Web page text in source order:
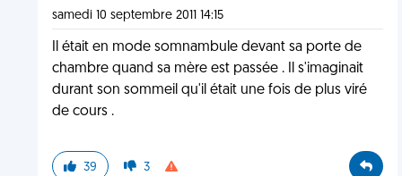
samedi 10 septembre 2011 14:15
Il était en mode somnambule devant sa porte de
chambre quand sa mère est passée . Il s'imaginait
durant son sommeil qu'il était une fois de plus viré
de cours .
39 3